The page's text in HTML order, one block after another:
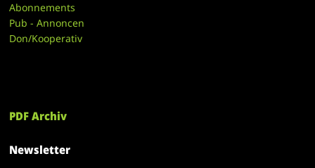
Abonnements
Pub - Annoncen
Don/Kooperativ
PDF Archiv
Newsletter